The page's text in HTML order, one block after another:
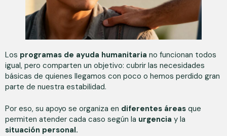
Los programas de ayuda humanitaria no funcionan todos
igual, pero comparten un objetivo: cubrir las necesidades
básicas de quienes llegamos con poco o hemos perdido gran
parte de nuestra estabilidad.
Por eso, su apoyo se organiza en diferentes áreas que
permiten atender cada caso según la urgencia y la
situación personal.